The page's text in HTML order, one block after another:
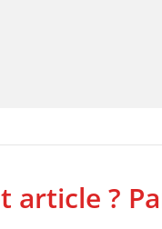
article ?